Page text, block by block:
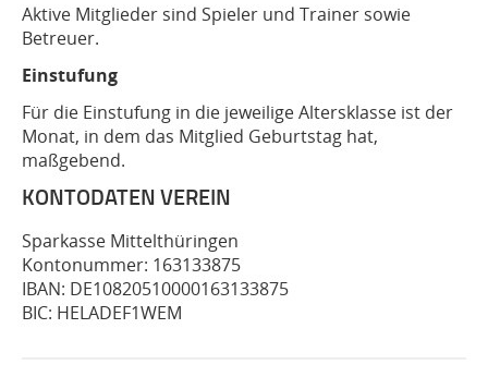
Aktive Mitglieder sind Spieler und Trainer sowie
Betreuer.
Einstufung
Für die Einstufung in die jeweilige Altersklasse ist der
Monat, in dem das Mitglied Geburtstag hat,
maßgebend.
KONTODATEN VEREIN
Sparkasse Mittelthüringen
Kontonummer: 163133875
IBAN: DE10820510000163133875
BIC: HELADEF1WEM